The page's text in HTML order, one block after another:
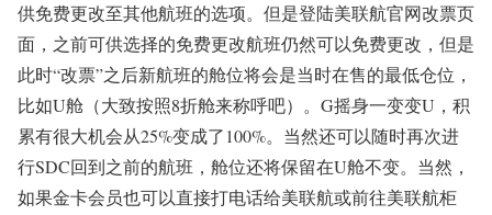
供免费更改至其他航班的选项。但是登陆美联航官网改票页
面，之前可供选择的免费更改航班仍然可以免费更改，但是
此时“改票”之后新航班的舱位将会是当时在售的最低仓位，
比如U舱（大致按照8折舱来称呼吧）。G摇身一变变U，积
累有很大机会从25%变成了100%。当然还可以随时再次进
行SDC回到之前的航班，舱位还将保留在U舱不变。当然，
如果金卡会员也可以直接打电话给美联航或前往美联航柜